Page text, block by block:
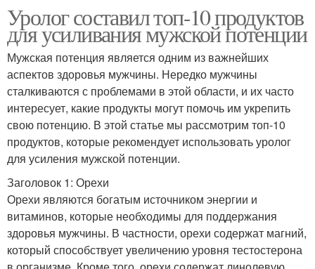
Уролог составил топ-10 продуктов
для усиливания мужской потенции
Мужская потенция является одним из важнейших
аспектов здоровья мужчины. Нередко мужчины
сталкиваются с проблемами в этой области, и их часто
интересует, какие продукты могут помочь им укрепить
свою потенцию. В этой статье мы рассмотрим топ-10
продуктов, которые рекомендует использовать уролог
для усиления мужской потенции.
Заголовок 1: Орехи
Орехи являются богатым источником энергии и
витаминов, которые необходимы для поддержания
здоровья мужчины. В частности, орехи содержат магний,
который способствует увеличению уровня тестостерона